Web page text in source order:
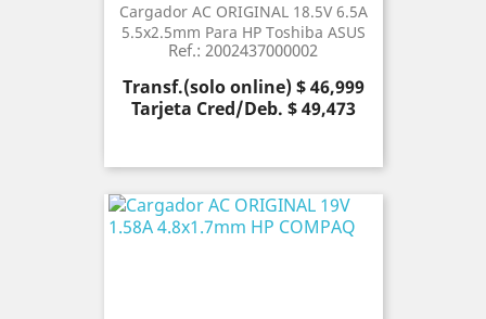
Cargador AC ORIGINAL 18.5V 6.5A
5.5x2.5mm Para HP Toshiba ASUS
Ref.: 2002437000002
Precio
Transf.(solo online) $ 46,999
Tarjeta Cred/Deb. $ 49,473